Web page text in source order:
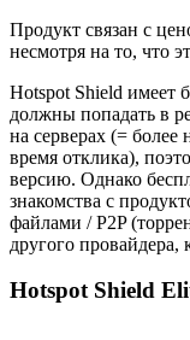
Продукт связан с
несмотря на то, что
Hotspot Shield имеет
должны попадать в
на серверах (= более
время отклика),
версию. Однако
знакомства с
файлами / P2P
другого провайдера,
Hotspot Shield